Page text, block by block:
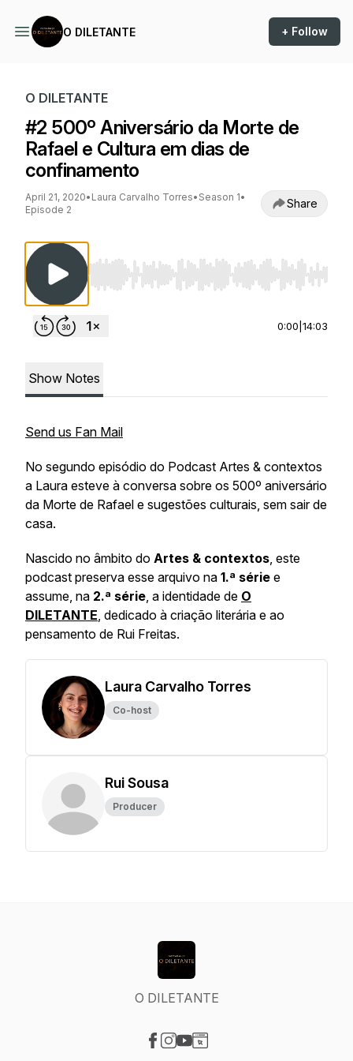
O DILETANTE + Follow
O DILETANTE
#2 500º Aniversário da Morte de
Rafael e Cultura em dias de
confinamento
April 21, 2020• Laura Carvalho Torres• Season 1•
Episode 2
Share
Use Left/Right to seek, Home/End to jump to
0:00 14:03
Show Notes
Send us Fan Mail
No segundo episódio do Podcast Artes & contextos
a Laura esteve à conversa sobre os 500º aniversário
da Morte de Rafael e sugestões culturais, sem sair de
casa.
Nascido no âmbito do Artes & contextos, este
podcast preserva esse arquivo na 1.ª série e
assume, na 2.ª série, a identidade de O
DILETANTE, dedicado à criação literária e ao
pensamento de Rui Freitas.
Laura Carvalho Torres
Co-host
Rui Sousa
Producer
O DILETANTE